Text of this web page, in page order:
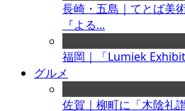
長崎・五島｜てとば美
『よる...
福岡｜「Lumiek
グルメ
佐賀｜柳町に「木陰礼